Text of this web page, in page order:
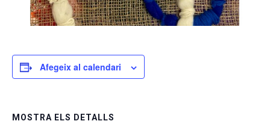
Afegeix al calendari
MOSTRA ELS DETALLS